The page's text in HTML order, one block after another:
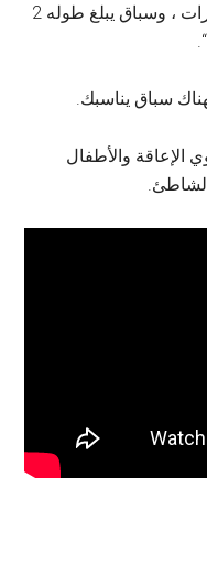
كيلومترات و 5 كيلومترات و 2 كيلومترات ، وسباق يبلغ طوله 2
سباق يناسبك.
الإعاقة والأطفال